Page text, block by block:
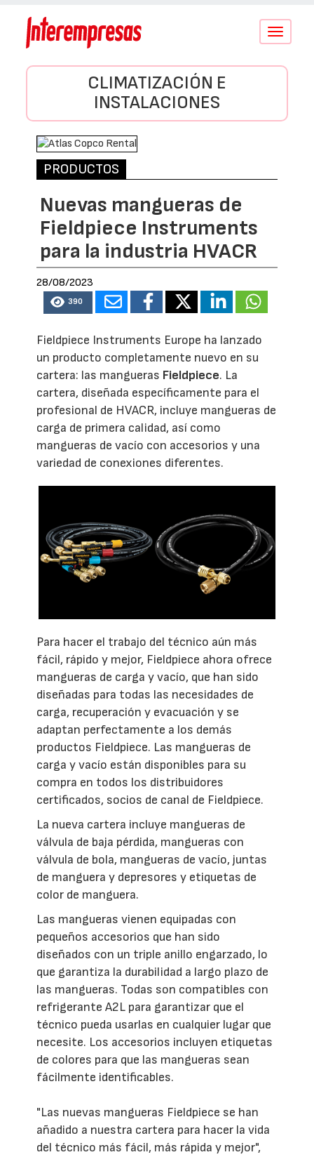
Conmutar
CLIMATIZACIÓN E
INSTALACIONES
PRODUCTOS
Nuevas mangueras de
Fieldpiece Instruments
para la industria HVACR
28/08/2023
390
Fieldpiece Instruments Europe ha lanzado
un producto completamente nuevo en su
cartera: las mangueras Fieldpiece. La
cartera, diseñada específicamente para el
profesional de HVACR, incluye mangueras de
carga de primera calidad, así como
mangueras de vacío con accesorios y una
variedad de conexiones diferentes.
Para hacer el trabajo del técnico aún más
fácil, rápido y mejor, Fieldpiece ahora ofrece
mangueras de carga y vacío, que han sido
diseñadas para todas las necesidades de
carga, recuperación y evacuación y se
adaptan perfectamente a los demás
productos Fieldpiece. Las mangueras de
carga y vacío están disponibles para su
compra en todos los distribuidores
certificados, socios de canal de Fieldpiece.
La nueva cartera incluye mangueras de
válvula de baja pérdida, mangueras con
válvula de bola, mangueras de vacío, juntas
de manguera y depresores y etiquetas de
color de manguera.
Las mangueras vienen equipadas con
pequeños accesorios que han sido
diseñados con un triple anillo engarzado, lo
que garantiza la durabilidad a largo plazo de
las mangueras. Todas son compatibles con
refrigerante A2L para garantizar que el
técnico pueda usarlas en cualquier lugar que
necesite. Los accesorios incluyen etiquetas
de colores para que las mangueras sean
fácilmente identificables.
"Las nuevas mangueras Fieldpiece se han
añadido a nuestra cartera para hacer la vida
del técnico más fácil, más rápida y mejor",